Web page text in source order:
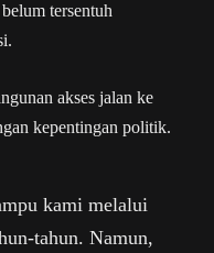
tersentuh
akses jalan ke
kepentingan politik.
kami melalui
tahun. Namun,